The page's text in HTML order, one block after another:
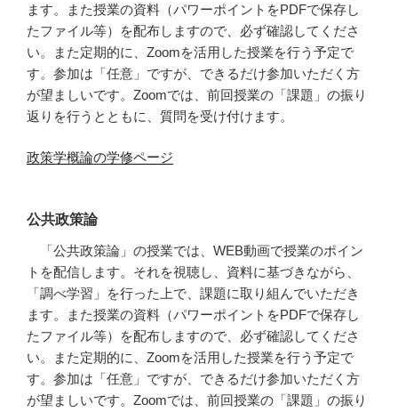
ます。また授業の資料（パワーポイントをPDFで保存し
たファイル等）を配布しますので、必ず確認してくださ
い。また定期的に、Zoomを活用した授業を行う予定で
す。参加は「任意」ですが、できるだけ参加いただく方
が望ましいです。Zoomでは、前回授業の「課題」の振り
返りを行うとともに、質問を受け付けます。
政策学概論の学修ページ
公共政策論
「公共政策論」の授業では、WEB動画で授業のポイン
トを配信します。それを視聴し、資料に基づきながら、
「調べ学習」を行った上で、課題に取り組んでいただき
ます。また授業の資料（パワーポイントをPDFで保存し
たファイル等）を配布しますので、必ず確認してくださ
い。また定期的に、Zoomを活用した授業を行う予定で
す。参加は「任意」ですが、できるだけ参加いただく方
が望ましいです。Zoomでは、前回授業の「課題」の振り